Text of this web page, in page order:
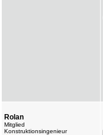
Rolan
Mitglied
Konstruktionsingenieur